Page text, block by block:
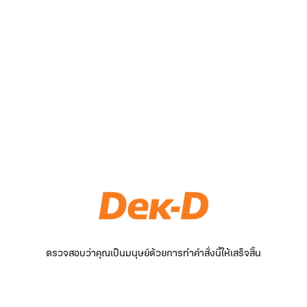
ตรวจสอบว่าคุณเป็นมนุษย์ด้วยการทำคำสั่งนี้ให้เสร็จสิ้น